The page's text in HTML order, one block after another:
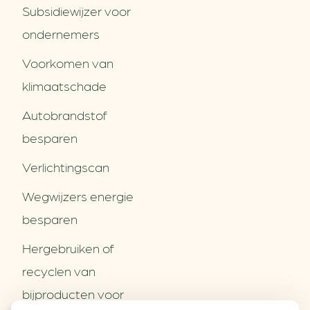
Partners
Contact
Subsidiewijzer voor
ondernemers
Voorkomen van
klimaatschade
Autobrandstof
besparen
Verlichtingscan
Wegwijzers energie
besparen
Hergebruiken of
recyclen van
bijproducten voor